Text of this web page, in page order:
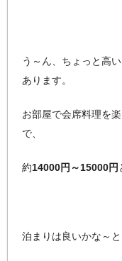
う～ん、ちょっと高
あります。
お部屋で会席料理を
で、
約14000円～15000円
泊まりは良いかな～と